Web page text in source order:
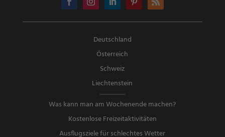
Deutschland
Österreich
Schweiz
Liechtenstein
Was kann man am Wochenende machen?
Kostenlose Freizeitaktivitäten
Ausflugsziele für schlechtes Wetter